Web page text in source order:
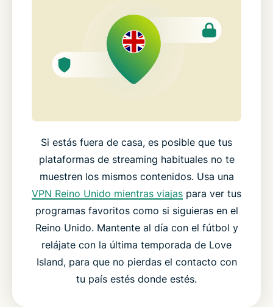
Si estás fuera de casa, es posible que tus
plataformas de streaming habituales no te
muestren los mismos contenidos. Usa una
VPN Reino Unido mientras viajas para ver tus
programas favoritos como si siguieras en el
Reino Unido. Mantente al día con el fútbol y
relájate con la última temporada de Love
Island, para que no pierdas el contacto con
tu país estés donde estés.